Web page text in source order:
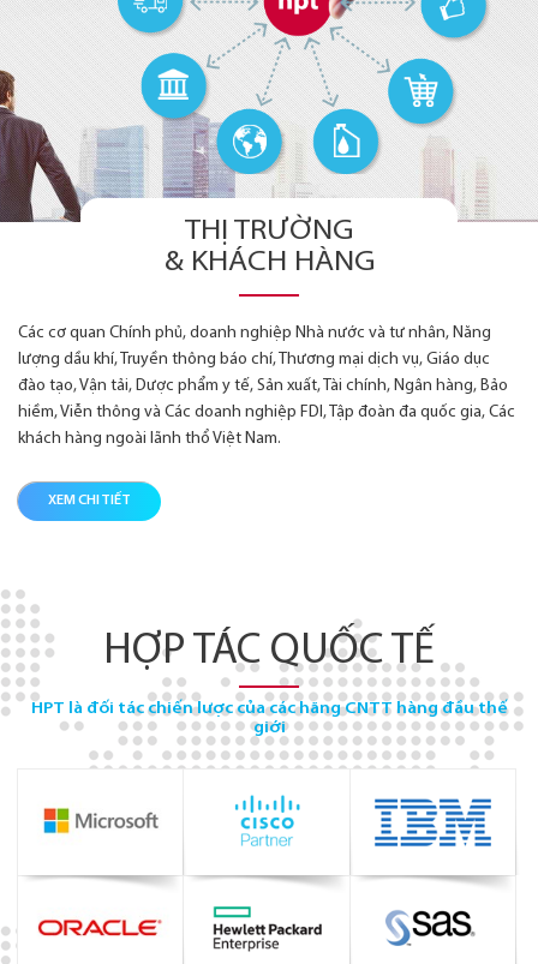
THỊ TRƯỜNG
& KHÁCH HÀNG
Các cơ quan Chính phủ, doanh nghiệp Nhà nước và tư nhân, Năng
lượng dầu khí, Truyền thông báo chí, Thương mại dịch vụ, Giáo dục
đào tạo, Vận tải, Dược phẩm y tế, Sản xuất, Tài chính, Ngân hàng, Bảo
hiềm, Viễn thông và Các doanh nghiệp FDI, Tập đoàn đa quốc gia, Các
khách hàng ngoài lãnh thổ Việt Nam.
XEM CHI TIẾT
HỢP TÁC QUỐC TẾ
HPT là đối tác chiến lược của các hãng CNTT hàng đầu thế
giới